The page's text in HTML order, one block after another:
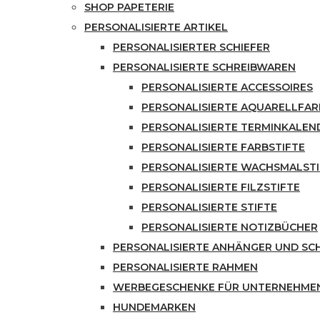
SHOP PAPETERIE
PERSONALISIERTE ARTIKEL
PERSONALISIERTER SCHIEFER
PERSONALISIERTE SCHREIBWAREN
PERSONALISIERTE ACCESSOIRES
PERSONALISIERTE
PERSONALISIERTE
PERSONALISIERTE FARBSTIFTE
PERSONALISIERTE
PERSONALISIERTE FILZSTIFTE
PERSONALISIERTE STIFTE
PERSONALISIERTE NOTIZBÜCHER
PERSONALISIERTE ANHÄNGER UND
PERSONALISIERTE RAHMEN
WERBEGESCHENKE FÜR
HUNDEMARKEN